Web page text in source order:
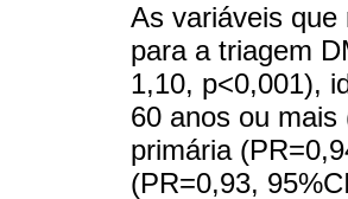
As variáveis
para a triagem
1,10, p<0,001),
60 anos ou
primária
(PR=0,93,